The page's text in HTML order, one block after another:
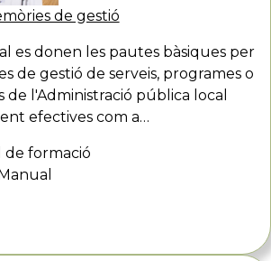
de gestió
es donen les pautes bàsiques per
de gestió de serveis, programes o
de l'Administració pública local
efectives com a…
de formació
Manual